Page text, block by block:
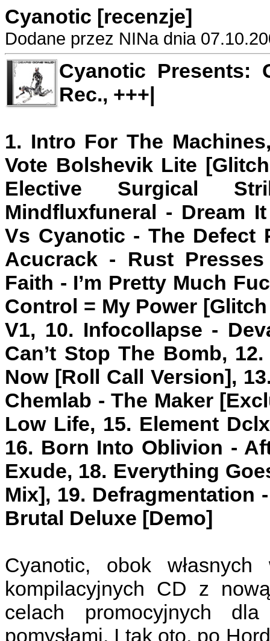
Cyanotic [recenzje]
Dodane przez NINa dnia
Cyanotic Presents:
Rec., +++|
1. Intro For The
Vote Bolshevik Lite
Elective Surgical
Mindfluxfuneral - Dream
Vs Cyanotic - The Defect
Acucrack - Rust
Faith - I’m Pretty Much
Control = My Power
V1, 10. Infocollapse -
Can’t Stop The Bomb,
Now [Roll Call Version],
Chemlab - The Maker
Low Life, 15. Element
16. Born Into Oblivion -
Exude, 18. Everything
Mix], 19. Defragmentation
Brutal Deluxe [Demo]
Cyanotic, obok
kompilacyjnych CD z
celach promocyjnych
pomysłami. I tak oto, po